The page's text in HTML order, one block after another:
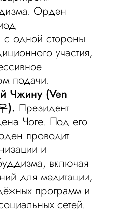
Орден
одной стороны
участия,
подачи.
Чжину (Ven
). Президент
Чоге. Под его
проводит
и
включая
для медитации,
программ и
сетей.